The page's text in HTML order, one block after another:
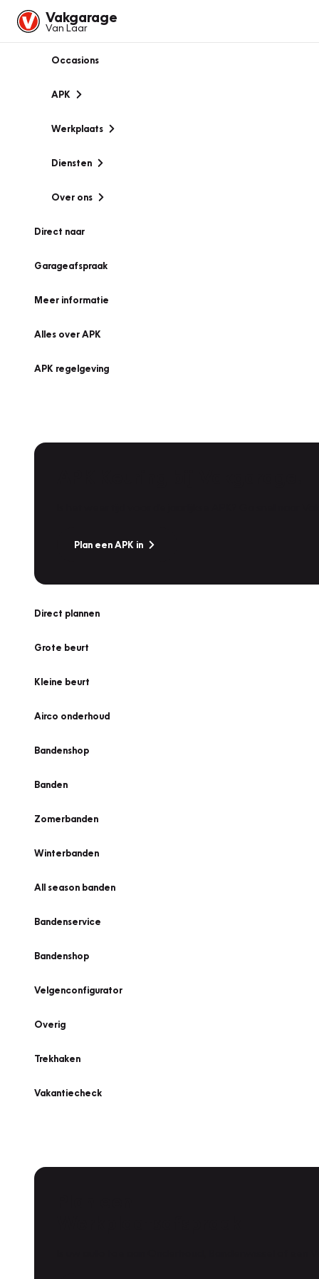
Vakgarage
Van Laar
Occasions
APK
Werkplaats
Diensten
Over ons
Direct naar
Garageafspraak
Meer informatie
Alles over APK
APK regelgeving
Plan een APK in
Direct plannen
Grote beurt
Kleine beurt
Airco onderhoud
Bandenshop
Banden
Zomerbanden
Winterbanden
All season banden
Bandenservice
Bandenshop
Velgenconfigurator
Overig
Trekhaken
Vakantiecheck